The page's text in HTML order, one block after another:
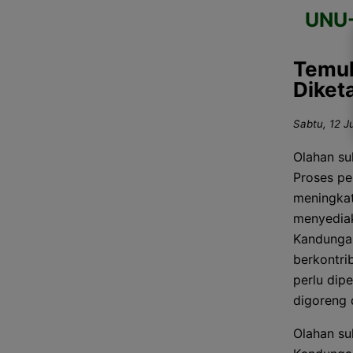
Sabtu, 12
Olahan
Proses
perlu
digoreng
Olahan